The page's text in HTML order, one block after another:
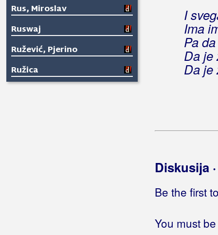
Rus, Miroslav
Ruswaj
Ružević, Pjerino
Ružica
I
Ima
Pa
Da je
Da je
Diskusija
Be the first
You must